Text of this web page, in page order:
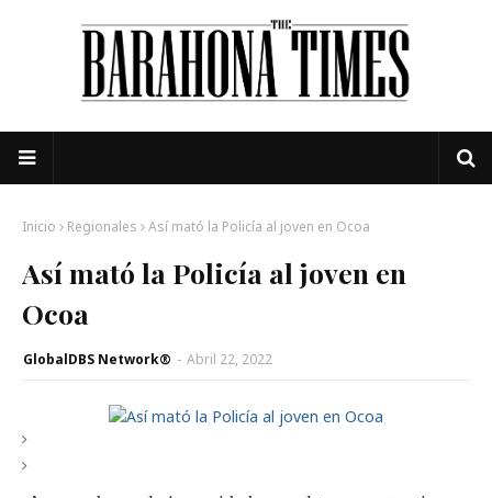
Inicio Regionales Así mató la Policía al joven en Ocoa
Así mató la Policía al joven en
Ocoa
GlobalDBS Network® - Abril 22, 2022